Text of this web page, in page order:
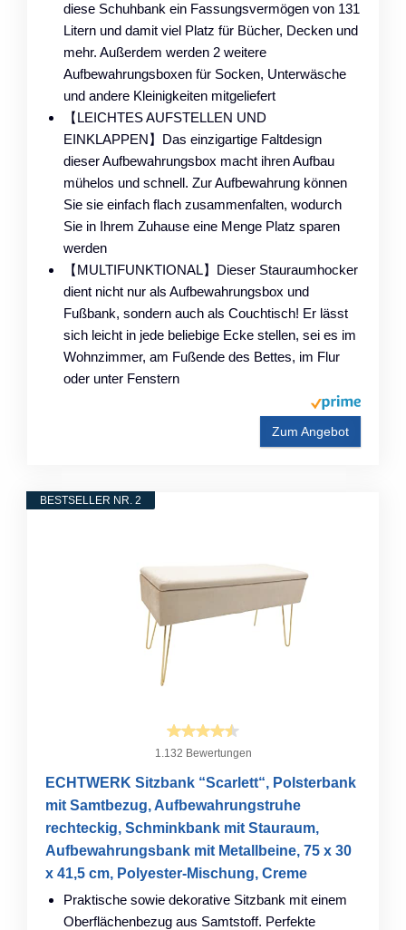
diese Schuhbank ein Fassungsvermögen von 131
Litern und damit viel Platz für Bücher, Decken und
mehr. Außerdem werden 2 weitere
Aufbewahrungsboxen für Socken, Unterwäsche
und andere Kleinigkeiten mitgeliefert
【LEICHTES AUFSTELLEN UND
EINKLAPPEN】Das einzigartige Faltdesign
dieser Aufbewahrungsbox macht ihren Aufbau
mühelos und schnell. Zur Aufbewahrung können
Sie sie einfach flach zusammenfalten, wodurch
Sie in Ihrem Zuhause eine Menge Platz sparen
werden
【MULTIFUNKTIONAL】Dieser Stauraumhocker
dient nicht nur als Aufbewahrungsbox und
Fußbank, sondern auch als Couchtisch! Er lässt
sich leicht in jede beliebige Ecke stellen, sei es im
Wohnzimmer, am Fußende des Bettes, im Flur
oder unter Fenstern
Zum Angebot
BESTSELLER NR. 2
1.132 Bewertungen
ECHTWERK Sitzbank “Scarlett“, Polsterbank
mit Samtbezug, Aufbewahrungstruhe
rechteckig, Schminkbank mit Stauraum,
Aufbewahrungsbank mit Metallbeine, 75 x 30
x 41,5 cm, Polyester-Mischung, Creme
Praktische sowie dekorative Sitzbank mit einem
Oberflächenbezug aus Samtstoff. Perfekte